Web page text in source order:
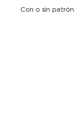
Con o sin patrón